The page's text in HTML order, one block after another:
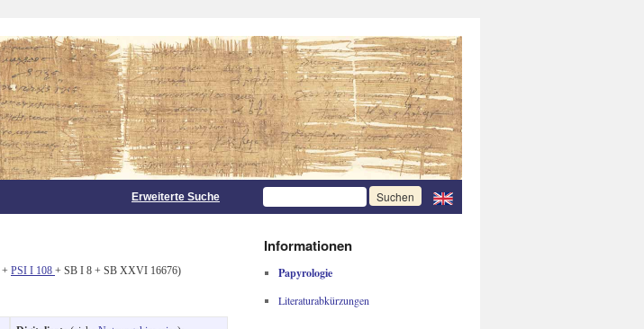
Erweiterte Suche
+ PSI I 108 + SB I 8 + SB XXVI 16676)
Informationen
Papyrologie
Literaturabkürzungen